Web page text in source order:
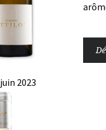
juin 2023